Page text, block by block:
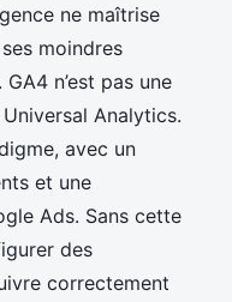
ne maîtrise
moindres
n’est pas une
Analytics.
avec un
et une
Ads. Sans cette
des
correctement